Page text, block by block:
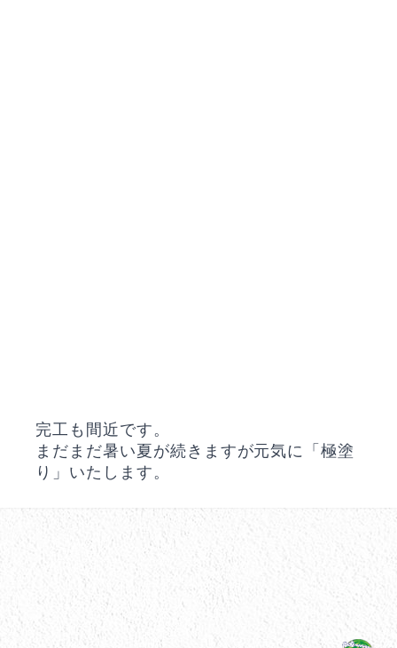
完工も間近です。
まだまだ暑い夏が続きますが元気に「極塗
り」いたします。